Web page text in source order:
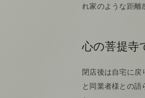
れ家のような距離
心の菩提寺
閉店後は自宅に戻
と同業者様との